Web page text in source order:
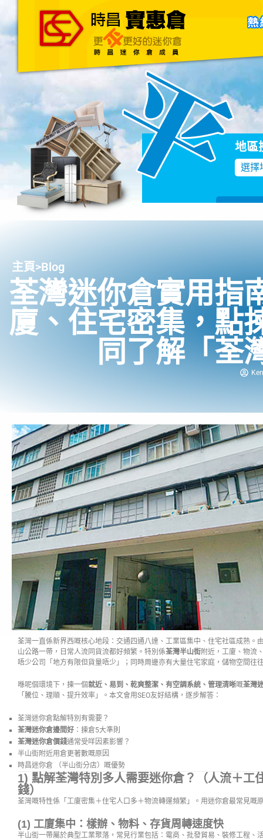
主頁 關於我們 聯絡我們
地區
選擇
主頁>Blog
荃灣迷你倉實用指
廈、住宅密集，點
同了解「荃
荃灣一直係新界西嘅核心地段：交通四通八達、工業區集中、住宅社區成熟。
山公路一帶，日常人流同貨流都好頻繁。特別係荃灣半山街附近，工廈、物流
唔少公司「地方有限但貨量唔少」；同時周邊亦有大量住宅家庭，儲物空間往
喺呢個環境下，揀一個就近、易到、乾爽整潔、有空調系統、管理清晰嘅荃灣
「騰位、理順、提升效率」。本文會用SEO友好結構，逐步解答：
荃灣迷你倉點解特別有需要？
荃灣迷你倉邊間好 ：揀倉5大準則
荃灣迷你倉價錢通常受咩因素影響？
半山街附近用倉更著數嘅原因
時昌迷你倉 （半山街分店）嘅優勢
1) 點解荃灣特別多人需要迷你倉？（人流＋工
錢）
荃灣嘅特性係「工廈密集＋住宅人口多＋物流轉運頻繁」。用迷你倉最常見嘅
(1) 工廈集中：樣辦、物料、存貨周轉速度快
半山街一帶屬於典型工業聚落，常見行業包括：電商、批發貿易、裝修工程、